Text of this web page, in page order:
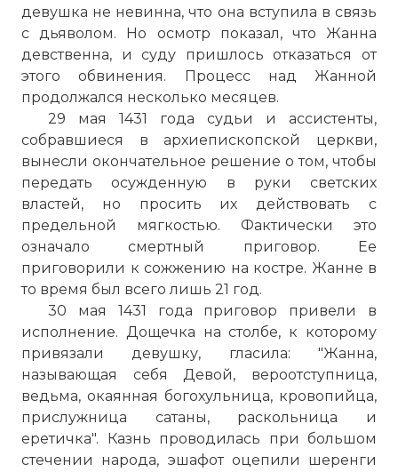
девушка не невинна, что она вступила в связь
с дьяволом. Но осмотр показал, что Жанна
девственна, и суду пришлось отказаться от
этого обвинения. Процесс над Жанной
продолжался несколько месяцев.
29 мая 1431 года судьи и ассистенты,
собравшиеся в архиепископской церкви,
вынесли окончательное решение о том, чтобы
передать осужденную в руки светских
властей, но просить их действовать с
предельной мягкостью. Фактически это
означало смертный приговор. Ее
приговорили к сожжению на костре. Жанне в
то время был всего лишь 21 год.
30 мая 1431 года приговор привели в
исполнение. Дощечка на столбе, к которому
привязали девушку, гласила: "Жанна,
называющая себя Девой, вероотступница,
ведьма, окаянная богохульница, кровопийца,
прислужница сатаны, раскольница и
еретичка". Казнь проводилась при большом
стечении народа, эшафот оцепили шеренги